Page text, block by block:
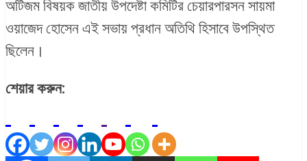
অটিজম বিষয়ক জাতীয় উপদেষ্টা কমিটির চেয়ারপারসন সায়মা
ওয়াজেদ হোসেন এই সভায় প্রধান অতিথি হিসাবে উপস্থিত
ছিলেন।
শেয়ার করুন: